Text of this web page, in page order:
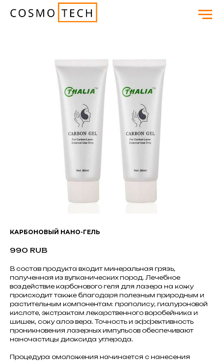
КАРБОНОВЫЙ НАНО-ГЕЛЬ
990 RUB
В состав продукта входит минеральная грязь,
полученная из вулканических пород. Лечебное
воздействие карбонового геля для лазера на кожу
происходит также благодаря полезным природным и
растительным компонентам: прополису, гиалуроновой
кислоте, экстрактам лекарственного воробейника и
шишек, соку алоэ вера. Точность и эффективность
проникновения лазерных импульсов обеспечивают
наночастицы диоксида углерода.
Процедура омоложения начинается с нанесения